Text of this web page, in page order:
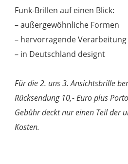
Funk-Brillen auf einen Blick:
– außergewöhnliche Formen
– hervorragende Verarbeitung
– in Deutschland designt
Für die 2. uns 3. Ansichtsbrille
Rücksendung 10,- Euro plus
Gebühr deckt nur einen Teil der
Kosten.